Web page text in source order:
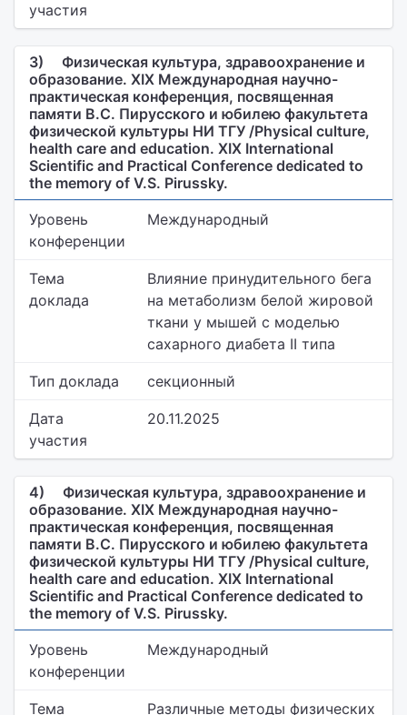
участия
3)
Физическая культура, здравоохранение и
образование. XIX Международная научно-
практическая конференция, посвященная
памяти В.С. Пирусского и юбилею факультета
физической культуры НИ ТГУ /Physical culture,
health care and education. XIX International
Scientific and Practical Conference dedicated to
the memory of V.S. Pirussky.
Уровень
конференции
Международный
Тема
доклада
Влияние принудительного бега
на метаболизм белой жировой
ткани у мышей с моделью
сахарного диабета II типа
Тип доклада секционный
Дата
участия
20.11.2025
4)
Физическая культура, здравоохранение и
образование. XIX Международная научно-
практическая конференция, посвященная
памяти В.С. Пирусского и юбилею факультета
физической культуры НИ ТГУ /Physical culture,
health care and education. XIX International
Scientific and Practical Conference dedicated to
the memory of V.S. Pirussky.
Уровень
конференции
Международный
Тема
Различные методы физических